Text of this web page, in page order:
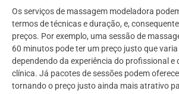
Os serviços de massagem modeladora
termos de técnicas e duração, e,
preços. Por exemplo, uma sessão de
60 minutos pode ter um preço justo que varia
dependendo da experiência do profissional e
clínica. Já pacotes de sessões podem
tornando o preço justo ainda mais atrativo